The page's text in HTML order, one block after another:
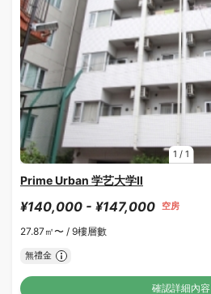
1 / 1
Prime Urban 学艺大学Ⅱ
¥140,000 - ¥147,000 空房
27.87㎡〜 / 9樓層數
無禮金
確認詳細內容